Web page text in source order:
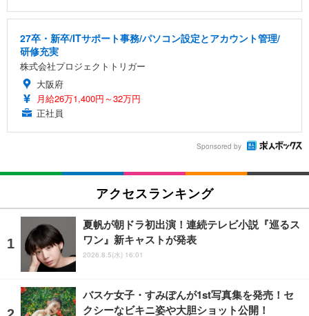
27卒・新卒/ITサポート事務/パソコン設定とアカウント管理/
研修充実
株式会社プロジェクトトリガー
大阪府
月給26万1,400円～32万円
正社員
Sponsored by
アクセスランキング
夏帆が朝ドラ初出演！連続テレビ小説『巡るス
ワン』新キャストが発表
2026.8.5(水) 16:01
バスケ女子・すみぽんが1st写真集を発売！セ
クシーなビキニ姿や大胆ショット公開！